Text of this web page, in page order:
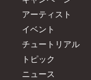
アーティスト
イベント
チュートリアル
トピック
ニュース